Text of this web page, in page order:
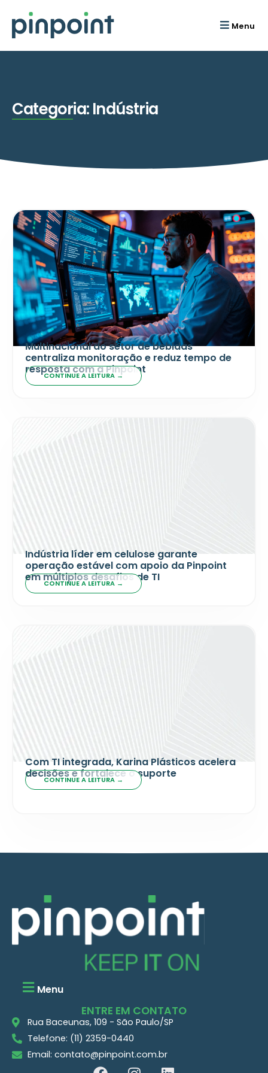
Menu
Categoria:Indústria
Multinacional do setor de bebidas
centraliza monitoração e reduz tempo de
resposta com a Pinpoint
CONTINUE A LEITURA →
Indústria líder em celulose garante
operação estável com apoio da Pinpoint
em múltiplos desafios de TI
CONTINUE A LEITURA →
Com TI integrada, Karina Plásticos acelera
decisões e fortalece o suporte
CONTINUE A LEITURA →
Menu
ENTRE EM CONTATO
Rua Baceunas, 109 - São Paulo/SP
Telefone: (11) 2359-0440
Email: contato@pinpoint.com.br